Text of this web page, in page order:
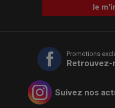
Je
Promotions
Retrouvez-
Suivez nos